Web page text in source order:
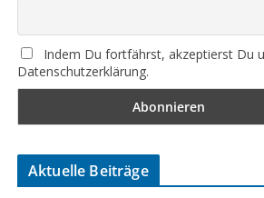
Indem Du fortfährst, akzeptierst Du
Datenschutzerklärung.
Aktuelle Beiträge